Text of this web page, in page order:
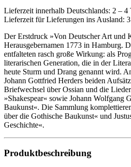
Lieferzeit innerhalb Deutschlands: 2 – 4
Lieferzeit für Lieferungen ins Ausland:
Der Erstdruck »Von Deutscher Art und
Herausgebernamen 1773 in Hamburg.
entfalteten rasch große Wirkung: als
literarischen Generation, die in der
heute Sturm und Drang genannt wird.
Johann Gottfried Herders beiden
Briefwechsel über Ossian und die
»Shakespear« sowie Johann Wolfgang
Baukunst«. Die Sammlung
über die Gothische Baukunst« und
Geschichte«.
Produktbeschreibung